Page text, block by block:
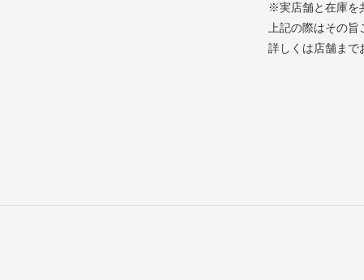
※実店舗と在庫を
上記の際はその旨
詳しくは店舗まで